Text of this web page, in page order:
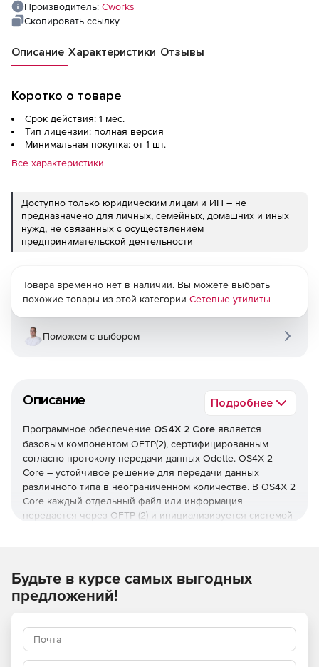
Производитель: Cworks
Скопировать ссылку
Описание Характеристики Отзывы
Коротко о товаре
Срок действия: 1 мес.
Тип лицензии: полная версия
Минимальная покупка: от 1 шт.
Все характеристики
Доступно только юридическим лицам и ИП – не
предназначено для личных, семейных, домашних и иных
нужд, не связанных с осуществлением
предпринимательской деятельности
Описание Подробнее
Программное обеспечение OS4X 2 Core является
базовым компонентом OFTP(2), сертифицированным
согласно протоколу передачи данных Odette. OS4X 2
Core – устойчивое решение для передачи данных
различного типа в неограниченном количестве. В OS4X 2
Core каждый отдельный файл или информация
передается через OFTP (2) и инициализируется системой
ограничивает трафик и число файлов для передачи, а
также позволяет устанавливать приоритетность передачи
Основные функции OS4X 2 Core:
Поддержка протокола передачи данных Odette (OFTP)
Товара временно нет в наличии. Вы можете выбрать
похожие товары из этой категории Сетевые утилиты
Поможем с выбором
Будьте в курсе самых выгодных
предложений!